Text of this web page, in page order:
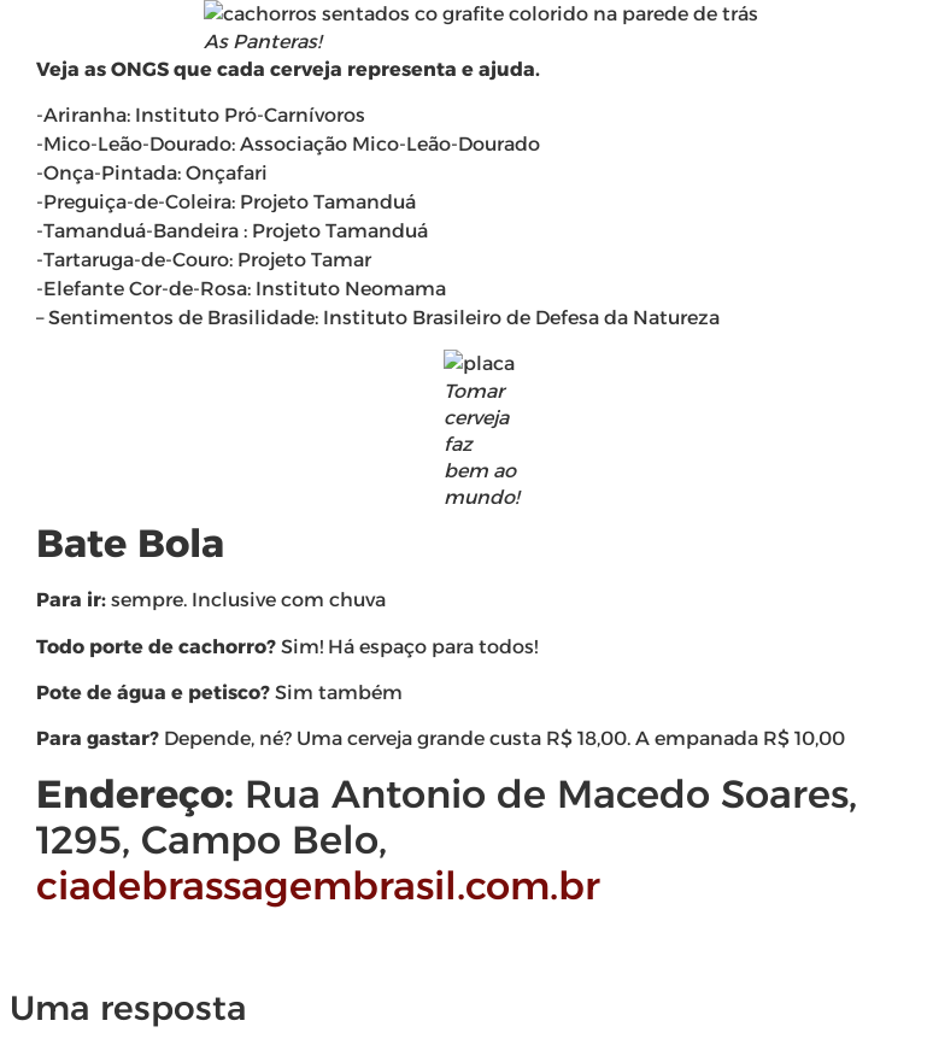
As Panteras!
Veja as ONGS que cada cerveja representa e ajuda.
-Ariranha: Instituto Pró-Carnívoros
-Mico-Leão-Dourado: Associação Mico-Leão-Dourado
-Onça-Pintada: Onçafari
-Preguiça-de-Coleira: Projeto Tamanduá
-Tamanduá-Bandeira : Projeto Tamanduá
-Tartaruga-de-Couro: Projeto Tamar
-Elefante Cor-de-Rosa: Instituto Neomama
– Sentimentos de Brasilidade: Instituto Brasileiro de Defesa da Natureza
Tomar
cerveja
faz
bem ao
mundo!
Bate Bola
Para ir: sempre. Inclusive com chuva
Todo porte de cachorro? Sim! Há espaço para todos!
Pote de água e petisco? Sim também
Para gastar? Depende, né? Uma cerveja grande custa R$ 18,00. A empanada R$ 10,00
Endereço: Rua Antonio de Macedo Soares,
1295, Campo Belo,
ciadebrassagembrasil.com.br
Uma resposta